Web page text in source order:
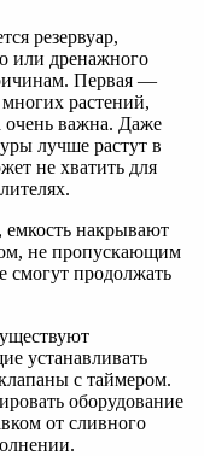
резервуар,
или дренажного
Первая —
многих растений,
очень важна. Даже
лучше растут в
не хватить для
накрывают
не пропускающим
смогут продолжать
устанавливать
с таймером.
оборудование
от сливного